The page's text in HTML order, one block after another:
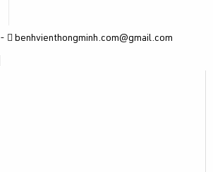
benhvienthongminh.com@gmail.com